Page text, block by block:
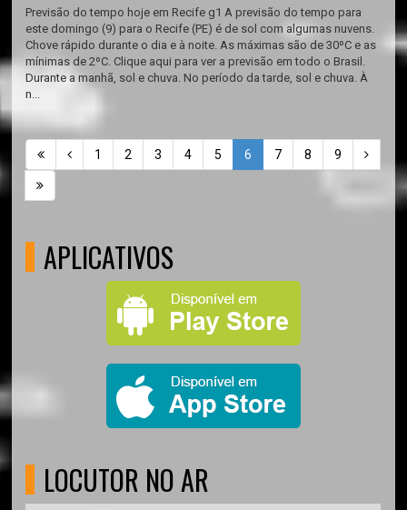
Previsão do tempo hoje em Recife g1 A previsão do tempo para
este domingo (9) para o Recife (PE) é de sol com algumas nuvens.
Chove rápido durante o dia e à noite. As máximas são de 30ºC e as
mínimas de 2ºC. Clique aqui para ver a previsão em todo o Brasil.
Durante a manhã, sol e chuva. No período da tarde, sol e chuva. À
n...
1 2 3 4 5 6 7 8 9
APLICATIVOS
LOCUTOR NO AR